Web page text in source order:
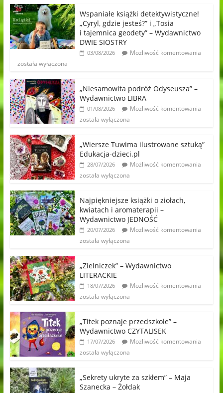
Wspaniałe książki detektywistyczne!
„Cyryl, gdzie jesteś?” i „Tosia
i tajemnica geodety” – Wydawnictwo
DWIE SIOSTRY
03/08/2026
Możliwość komentowania
została wyłączona
„Niesamowita podróż Odyseusza” –
Wydawnictwo LIBRA
01/08/2026
Możliwość komentowania
została wyłączona
„Wiersze Tuwima ilustrowane sztuką”
Edukacja-dzieci.pl
28/07/2026
Możliwość komentowania
została wyłączona
Najpiękniejsze książki o ziołach,
kwiatach i aromaterapii –
Wydawnictwo JEDNOŚĆ
20/07/2026
Możliwość komentowania
została wyłączona
„Zielniczek” – Wydawnictwo
LITERACKIE
18/07/2026
Możliwość komentowania
została wyłączona
„Titek poznaje przedszkole” –
Wydawnictwo CZYTALISEK
17/07/2026
Możliwość komentowania
została wyłączona
„Sekrety ukryte za szkłem” – Maja
Szanecka – Żołdak